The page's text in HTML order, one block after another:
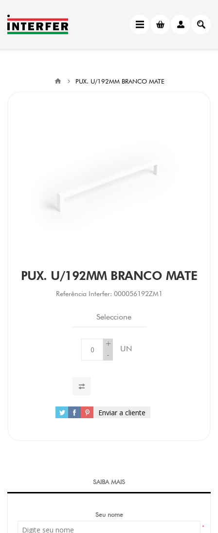
PUX. U/192MM BRANCO MATE
PUX. U/192MM BRANCO MATE
Referência Interfer: 000056192ZM1
Seleccione
+
-
UN
Enviar a cliente
SAIBA MAIS
Seu nome
*